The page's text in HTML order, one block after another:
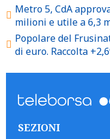
Metro 5, CdA
milioni e utile a 6,3
Popolare del
di euro. Raccolta
SEZIONI